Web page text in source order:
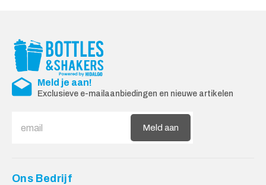
Meld je aan!
Exclusieve e-mailaanbiedingen en nieuwe artikelen
Meld aan
Ons Bedrijf